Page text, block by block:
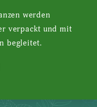
werden
verpackt und mit
begleitet.